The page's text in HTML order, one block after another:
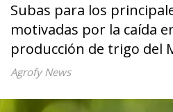
Subas para los
motivadas por la caída
producción de trigo del
Agrofy News